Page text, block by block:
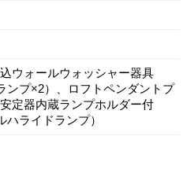
ウォールウォッシャー器具
ンプ×2）、ロフトペンダントプ
定器内蔵ランプホルダー付
ハライドランプ）